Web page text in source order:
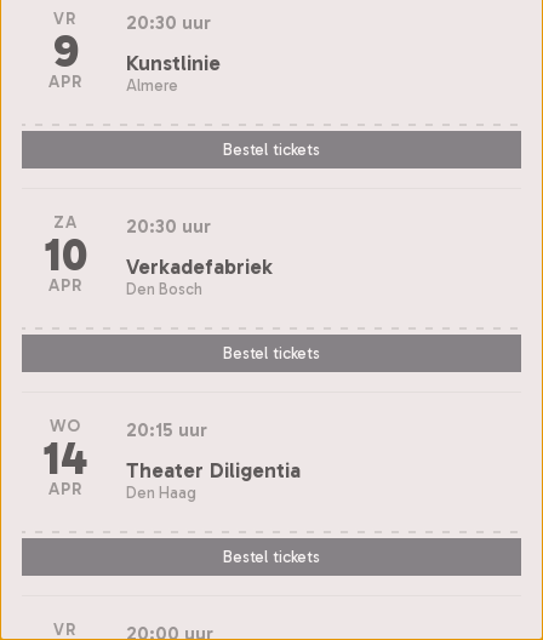
VR
9
APR
20:30 uur
Kunstlinie
Almere
Bestel tickets
ZA
10
APR
20:30 uur
Verkadefabriek
Den Bosch
Bestel tickets
WO
14
APR
20:15 uur
Theater Diligentia
Den Haag
Bestel tickets
VR 20:00 uur